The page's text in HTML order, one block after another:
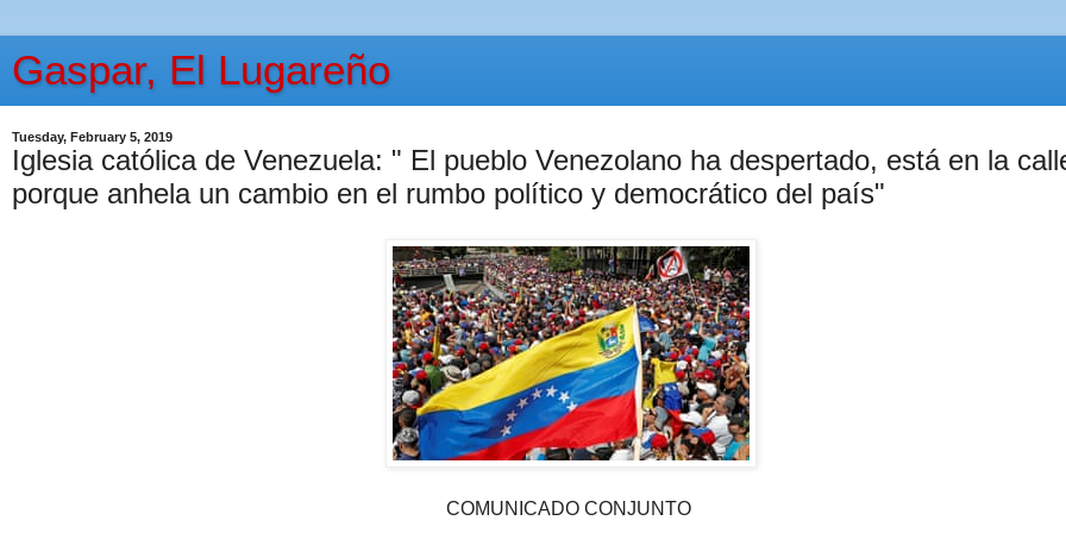
Gaspar, El Lugareño
Tuesday, February 5, 2019
Iglesia católica de Venezuela: " El pueblo Venezolano ha despertado, está en la
porque anhela un cambio en el rumbo político y democrático del país"
COMUNICADO CONJUNTO